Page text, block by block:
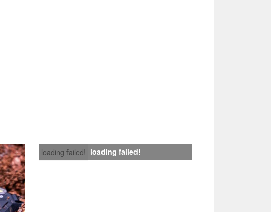
loading failed! loading failed!